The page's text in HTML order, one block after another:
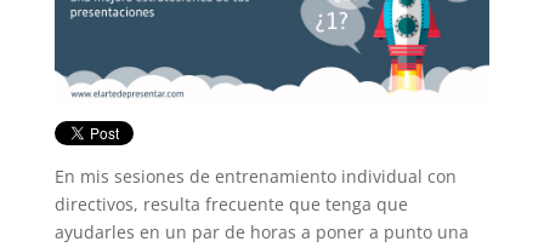
En mis sesiones de entrenamiento individual con
directivos, resulta frecuente que tenga que
ayudarles en un par de horas a poner a punto una